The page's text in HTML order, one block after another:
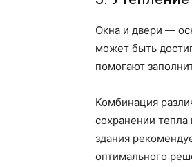
Окна и двери —
может быть
помогают
Комбинация
сохранении
здания
оптимального